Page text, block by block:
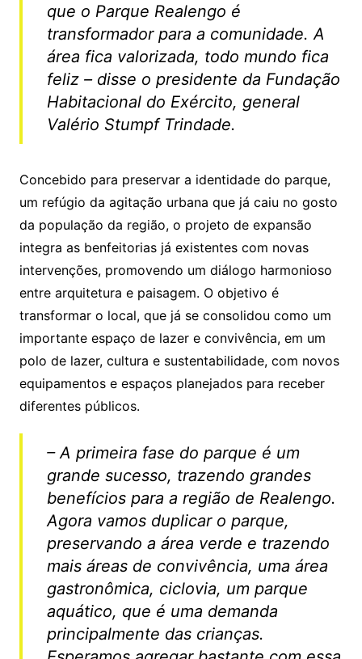
que o Parque Realengo é
transformador para a comunidade. A
área fica valorizada, todo mundo fica
feliz – disse o presidente da Fundação
Habitacional do Exército, general
Valério Stumpf Trindade.
Concebido para preservar a identidade do parque,
um refúgio da agitação urbana que já caiu no gosto
da população da região, o projeto de expansão
integra as benfeitorias já existentes com novas
intervenções, promovendo um diálogo harmonioso
entre arquitetura e paisagem. O objetivo é
transformar o local, que já se consolidou como um
importante espaço de lazer e convivência, em um
polo de lazer, cultura e sustentabilidade, com novos
equipamentos e espaços planejados para receber
diferentes públicos.
– A primeira fase do parque é um
grande sucesso, trazendo grandes
benefícios para a região de Realengo.
Agora vamos duplicar o parque,
preservando a área verde e trazendo
mais áreas de convivência, uma área
gastronômica, ciclovia, um parque
aquático, que é uma demanda
principalmente das crianças.